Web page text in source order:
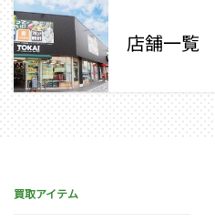
店舗一覧
買取アイテム